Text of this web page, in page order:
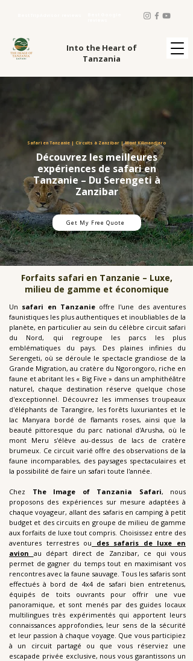
Into the Heart of
Tanzania
Safari en Tanzanie | Circuits à Zanzibar | Mont Kilimandjaro
Découvrez les meilleures
expériences de safari en
Tanzanie – Du Serengeti à
Zanzibar
Get My Free Quote
Forfaits safari en Tanzanie – Luxe,
milieu de gamme et économique
Un safari en Tanzanieoffre l'une des aventures
faunistiques les plus authentiques et inoubliables de la
planète, en particulier au sein du célèbre circuit safari
du Nord, qui regroupe les parcs les plus
emblématiques du pays. Des plaines infinies du
Serengeti, où se déroule le spectacle grandiose de la
Grande Migration, au cratère du Ngorongoro, riche en
faune et abritant les « Big Five » dans un amphithéâtre
naturel, chaque destination réserve quelque chose
d'exceptionnel. Découvrez les immenses troupeaux
d'éléphants de Tarangire, les forêts luxuriantes et le
lac Manyara bordé de flamants roses, ainsi que la
beauté pittoresque du parc national d'Arusha, où le
mont Meru s'élève au-dessus de lacs de cratère
brumeux. Ce circuit varié offre des observations de la
faune incomparables, des paysages spectaculaires et
la possibilité de faire un safari toute l'année.
Chez The Image of Tanzania Safari, nous
proposons des expériences sur mesure adaptées à
chaque voyageur, allant des safaris en camping à petit
budget et des circuits en groupe de milieu de gamme
aux forfaits de luxe tout compris. Choisissez entre des
aventures terrestres ou des safaris de luxe en
avion au départ direct de Zanzibar, ce qui vous
permet de gagner du temps tout en maximisant vos
rencontres avec la faune sauvage. Tous les safaris sont
effectués à bord de 4x4 de safari bien entretenus,
équipés de toits ouvrants pour offrir une vue
panoramique, et sont menés par des guides locaux
multilingues très expérimentés qui apportent leurs
connaissances approfondies, leur sens de la sécurité
et leur passion à chaque voyage. Que vous participiez
à un circuit partagé ou que vous réserviez une
escapade privée exclusive, nous vous garantissons un